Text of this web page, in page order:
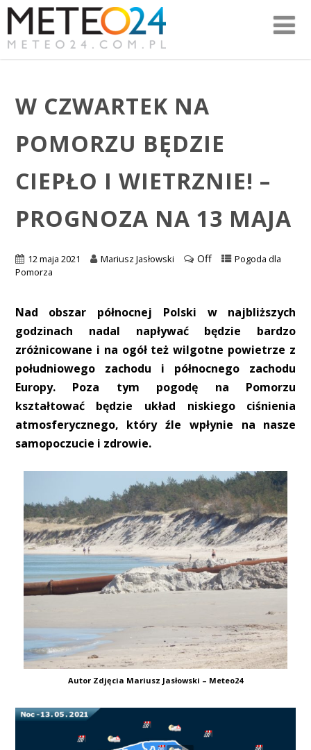
W CZWARTEK NA
POMORZU BĘDZIE
CIEPŁO I WIETRZNIE! –
PROGNOZA NA 13 MAJA
12 maja 2021 Mariusz Jasłowski Off
Pogoda dla
Pomorza
Nad obszar północnej Polski w najbliższych
godzinach nadal napływać będzie bardzo
zróżnicowane i na ogół też wilgotne powietrze z
południowego zachodu i północnego zachodu
Europy. Poza tym pogodę na Pomorzu
kształtować będzie układ niskiego ciśnienia
atmosferycznego, który źle wpłynie na nasze
samopoczucie i zdrowie.
Autor Zdjęcia Mariusz Jasłowski – Meteo24